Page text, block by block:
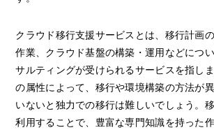
クラウド移行支援サービスとは、移行計画
作業、クラウド基盤の構築・運用などにつ
サルティングが受けられるサービスを指し
の属性によって、移行や環境構築の方法が
いないと独力での移行は難しいでしょう。
利用することで、豊富な専門知識を持った